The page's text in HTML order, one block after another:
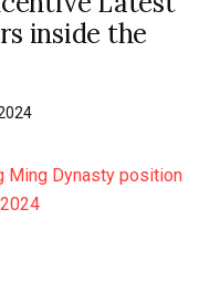
inside the